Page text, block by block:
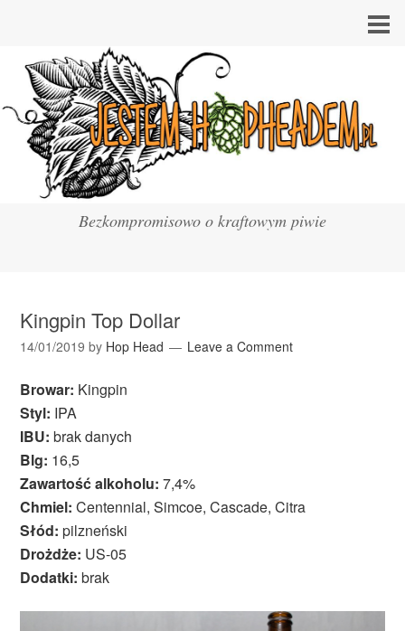
Bezkompromisowo o kraftowym piwie
Kingpin Top Dollar
14/01/2019 by Hop Head Leave a Comment
Browar: Kingpin
Styl: IPA
IBU: brak danych
Blg: 16,5
Zawartość alkoholu: 7,4%
Chmiel: Centennial, Simcoe, Cascade, Citra
Słód: pilzneński
Drożdże: US-05
Dodatki: brak